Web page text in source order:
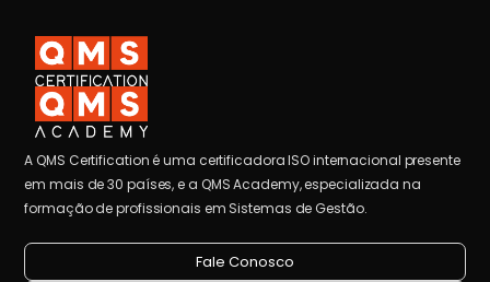
A QMS Certification é uma certificadora ISO internacional presente
em mais de 30 países, e a QMS Academy, especializada na
formação de profissionais em Sistemas de Gestão.
Fale Conosco